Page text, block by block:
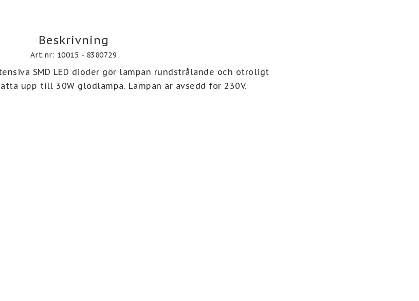
Beskrivning
Art.nr: 10015 - 8380729
SMD LED dioder gör lampan rundstrålande och otroligt
upp till 30W glödlampa. Lampan är avsedd för 230V.